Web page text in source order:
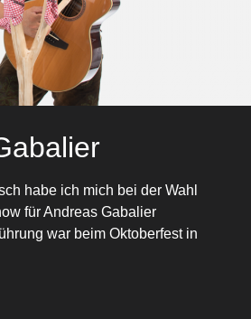
habe ich mich bei der Wahl
für Andreas Gabalier
war beim Oktoberfest in